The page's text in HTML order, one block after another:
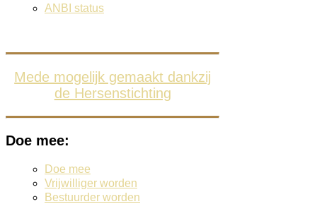
ANBI status
Mede mogelijk gemaakt dankzij
de Hersenstichting
Doe mee:
Doe mee
Vrijwilliger worden
Bestuurder worden